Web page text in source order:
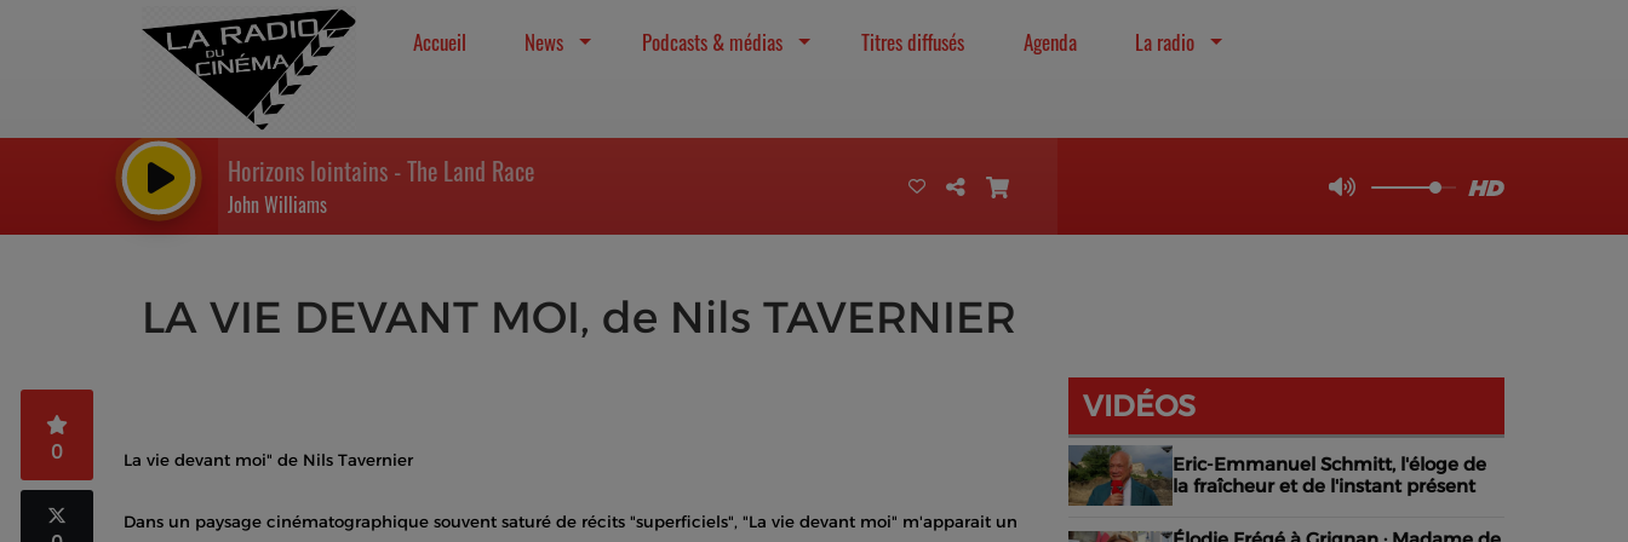
Accueil News Podcasts & médias Titres diffusés Agenda La radio
Horizons lointains - The Land Race
John Williams
LA VIE DEVANT MOI, de Nils TAVERNIER
0 La vie devant moi" de Nils Tavernier
Dans un paysage cinématographique souvent saturé de récits "superficiels", "La vie devant moi" m'apparait un
VIDÉOS
Eric-Emmanuel Schmitt, l'éloge de
la fraîcheur et de l'instant présent